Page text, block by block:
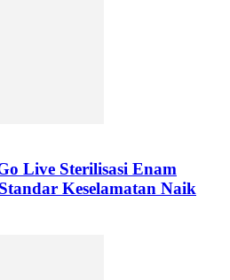
Live Sterilisasi Enam
Keselamatan Naik